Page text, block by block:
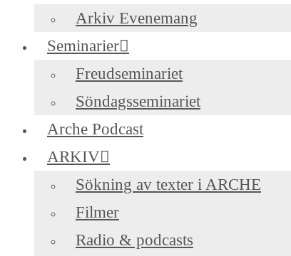
Arkiv Evenemang
Seminarier
Freudseminariet
Söndagsseminariet
Arche Podcast
ARKIV
Sökning av texter i ARCHE
Filmer
Radio & podcasts